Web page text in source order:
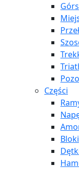
Części
Bloki